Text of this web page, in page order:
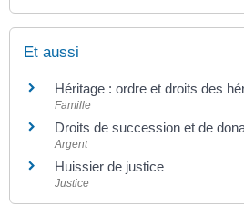
Et aussi
Héritage : ordre et droits des
Famille
Droits de succession et de
Argent
Huissier de justice
Justice